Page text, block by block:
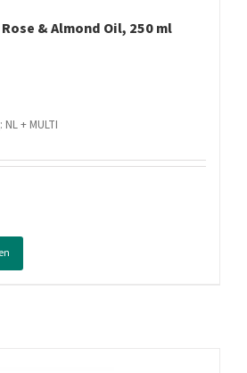
& Almond Oil, 250 ml
+ MULTI